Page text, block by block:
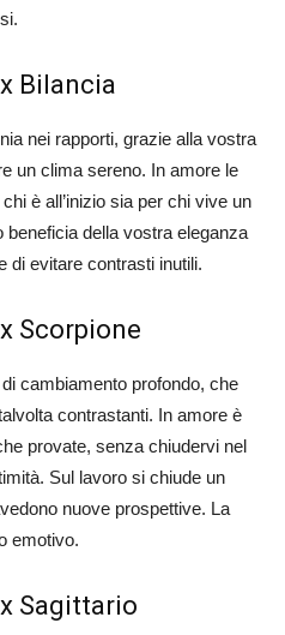
Bilancia
nei rapporti, grazie alla vostra
un clima sereno. In amore le
è all’inizio sia per chi vive un
beneficia della vostra eleganza
di evitare contrasti inutili.
Scorpione
cambiamento profondo, che
contrastanti. In amore è
provate, senza chiudervi nel
Sul lavoro si chiude un
nuove prospettive. La
emotivo.
Sagittario